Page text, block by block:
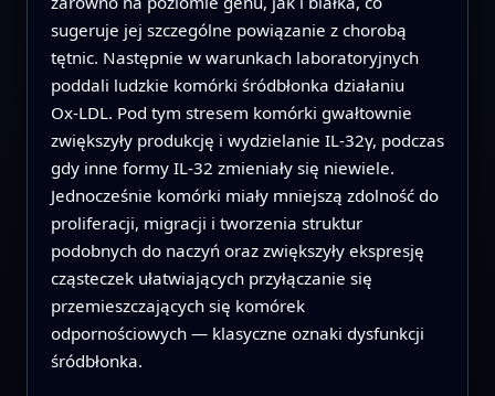
sugeruje jej szczególne powiązanie z chorobą
tętnic. Następnie w warunkach laboratoryjnych
poddali ludzkie komórki śródbłonka działaniu
Ox‑LDL. Pod tym stresem komórki gwałtownie
zwiększyły produkcję i wydzielanie IL‑32γ, podczas
gdy inne formy IL‑32 zmieniały się niewiele.
Jednocześnie komórki miały mniejszą zdolność do
proliferacji, migracji i tworzenia struktur
podobnych do naczyń oraz zwiększyły ekspresję
cząsteczek ułatwiających przyłączanie się
przemieszczających się komórek
odpornościowych — klasyczne oznaki dysfunkcji
śródbłonka.